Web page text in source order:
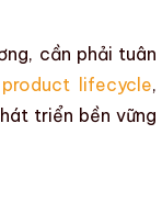
, cần phải tuân
product lifecycle,
triển bền vững